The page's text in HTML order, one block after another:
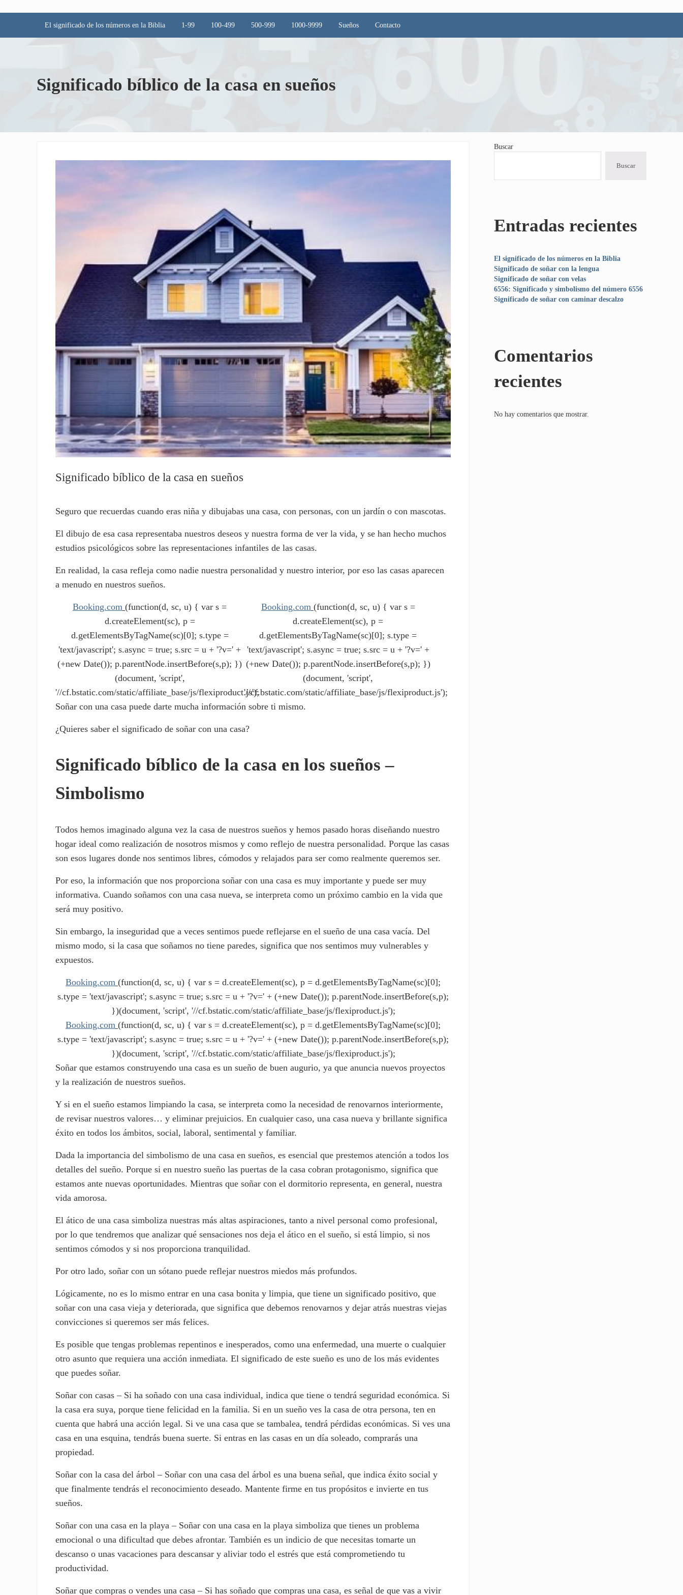
El significado de los números en la Biblia 1-99 100-499 500-999 1000-9999 Sueños Contacto
Significado bíblico de la casa en sueños
Significado bíblico de la casa en sueños
Seguro que recuerdas cuando eras niña y dibujabas una casa, con personas, con un jardín o con mascotas.
El dibujo de esa casa representaba nuestros deseos y nuestra forma de ver la vida, y se han hecho muchos
estudios psicológicos sobre las representaciones infantiles de las casas.
En realidad, la casa refleja como nadie nuestra personalidad y nuestro interior, por eso las casas aparecen
a menudo en nuestros sueños.
Booking.com (function(d, sc, u) { var s =
d.createElement(sc), p =
d.getElementsByTagName(sc)[0]; s.type =
'text/javascript'; s.async = true; s.src = u + '?v=' +
(+new Date()); p.parentNode.insertBefore(s,p); })
(document, 'script',
'//cf.bstatic.com/static/affiliate_base/js/flexiproduct.js');
Booking.com (function(d, sc, u) { var s =
d.createElement(sc), p =
d.getElementsByTagName(sc)[0]; s.type =
'text/javascript'; s.async = true; s.src = u + '?v=' +
(+new Date()); p.parentNode.insertBefore(s,p); })
(document, 'script',
'//cf.bstatic.com/static/affiliate_base/js/flexiproduct.js');
Soñar con una casa puede darte mucha información sobre ti mismo.
¿Quieres saber el significado de soñar con una casa?
Significado bíblico de la casa en los sueños –
Simbolismo
Todos hemos imaginado alguna vez la casa de nuestros sueños y hemos pasado horas diseñando nuestro
hogar ideal como realización de nosotros mismos y como reflejo de nuestra personalidad. Porque las casas
son esos lugares donde nos sentimos libres, cómodos y relajados para ser como realmente queremos ser.
Por eso, la información que nos proporciona soñar con una casa es muy importante y puede ser muy
informativa. Cuando soñamos con una casa nueva, se interpreta como un próximo cambio en la vida que
será muy positivo.
Sin embargo, la inseguridad que a veces sentimos puede reflejarse en el sueño de una casa vacía. Del
mismo modo, si la casa que soñamos no tiene paredes, significa que nos sentimos muy vulnerables y
expuestos.
Booking.com (function(d, sc, u) { var s = d.createElement(sc), p = d.getElementsByTagName(sc)[0];
s.type = 'text/javascript'; s.async = true; s.src = u + '?v=' + (+new Date()); p.parentNode.insertBefore(s,p);
})(document, 'script', '//cf.bstatic.com/static/affiliate_base/js/flexiproduct.js');
Booking.com (function(d, sc, u) { var s = d.createElement(sc), p = d.getElementsByTagName(sc)[0];
s.type = 'text/javascript'; s.async = true; s.src = u + '?v=' + (+new Date()); p.parentNode.insertBefore(s,p);
})(document, 'script', '//cf.bstatic.com/static/affiliate_base/js/flexiproduct.js');
Soñar que estamos construyendo una casa es un sueño de buen augurio, ya que anuncia nuevos proyectos
y la realización de nuestros sueños.
Y si en el sueño estamos limpiando la casa, se interpreta como la necesidad de renovarnos interiormente,
de revisar nuestros valores… y eliminar prejuicios. En cualquier caso, una casa nueva y brillante significa
éxito en todos los ámbitos, social, laboral, sentimental y familiar.
Dada la importancia del simbolismo de una casa en sueños, es esencial que prestemos atención a todos los
detalles del sueño. Porque si en nuestro sueño las puertas de la casa cobran protagonismo, significa que
estamos ante nuevas oportunidades. Mientras que soñar con el dormitorio representa, en general, nuestra
vida amorosa.
El ático de una casa simboliza nuestras más altas aspiraciones, tanto a nivel personal como profesional,
por lo que tendremos que analizar qué sensaciones nos deja el ático en el sueño, si está limpio, si nos
sentimos cómodos y si nos proporciona tranquilidad.
Por otro lado, soñar con un sótano puede reflejar nuestros miedos más profundos.
Lógicamente, no es lo mismo entrar en una casa bonita y limpia, que tiene un significado positivo, que
soñar con una casa vieja y deteriorada, que significa que debemos renovarnos y dejar atrás nuestras viejas
convicciones si queremos ser más felices.
Es posible que tengas problemas repentinos e inesperados, como una enfermedad, una muerte o cualquier
otro asunto que requiera una acción inmediata. El significado de este sueño es uno de los más evidentes
que puedes soñar.
Soñar con casas – Si ha soñado con una casa individual, indica que tiene o tendrá seguridad económica. Si
la casa era suya, porque tiene felicidad en la familia. Si en un sueño ves la casa de otra persona, ten en
cuenta que habrá una acción legal. Si ve una casa que se tambalea, tendrá pérdidas económicas. Si ves una
casa en una esquina, tendrás buena suerte. Si entras en las casas en un día soleado, comprarás una
propiedad.
Soñar con la casa del árbol – Soñar con una casa del árbol es una buena señal, que indica éxito social y
que finalmente tendrás el reconocimiento deseado. Mantente firme en tus propósitos e invierte en tus
sueños.
Soñar con una casa en la playa – Soñar con una casa en la playa simboliza que tienes un problema
emocional o una dificultad que debes afrontar. También es un indicio de que necesitas tomarte un
descanso o unas vacaciones para descansar y aliviar todo el estrés que está comprometiendo tu
productividad.
Soñar que compras o vendes una casa – Si has soñado que compras una casa, es señal de que vas a vivir
Sidebar
Buscar
Buscar
Entradas recientes
El significado de los números en la Biblia
Significado de soñar con la lengua
Significado de soñar con velas
6556: Significado y simbolismo del número 6556
Significado de soñar con caminar descalzo
Comentarios
recientes
No hay comentarios que mostrar.